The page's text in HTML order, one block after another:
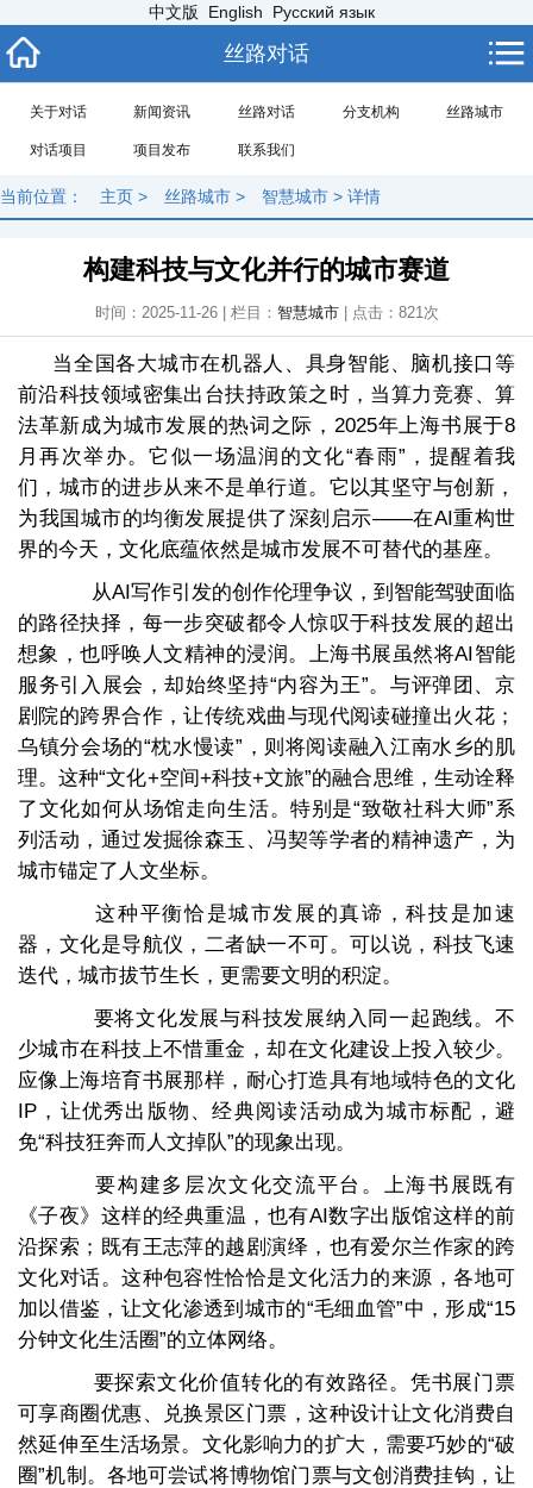
中文版 English Русский язык
丝路对话
关于对话 新闻资讯 丝路对话 分支机构 丝路城市
对话项目 项目发布 联系我们
当前位置： 主页 > 丝路城市 > 智慧城市 > 详情
构建科技与文化并行的城市赛道
时间：2025-11-26 | 栏目： 智慧城市| 点击： 821次
当全国各大城市在机器人、具身智能、脑机接口等
前沿科技领域密集出台扶持政策之时，当算力竞赛、算
法革新成为城市发展的热词之际，2025年上海书展于8
月再次举办。它似一场温润的文化“春雨”，提醒着我
们，城市的进步从来不是单行道。它以其坚守与创新，
为我国城市的均衡发展提供了深刻启示——在AI重构世
界的今天，文化底蕴依然是城市发展不可替代的基座。
从AI写作引发的创作伦理争议，到智能驾驶面临
的路径抉择，每一步突破都令人惊叹于科技发展的超出
想象，也呼唤人文精神的浸润。上海书展虽然将AI智能
服务引入展会，却始终坚持“内容为王”。与评弹团、京
剧院的跨界合作，让传统戏曲与现代阅读碰撞出火花；
乌镇分会场的“枕水慢读”，则将阅读融入江南水乡的肌
理。这种“文化+空间+科技+文旅”的融合思维，生动诠释
了文化如何从场馆走向生活。特别是“致敬社科大师”系
列活动，通过发掘徐森玉、冯契等学者的精神遗产，为
城市锚定了人文坐标。
这种平衡恰是城市发展的真谛，科技是加速
器，文化是导航仪，二者缺一不可。可以说，科技飞速
迭代，城市拔节生长，更需要文明的积淀。
要将文化发展与科技发展纳入同一起跑线。不
少城市在科技上不惜重金，却在文化建设上投入较少。
应像上海培育书展那样，耐心打造具有地域特色的文化
IP，让优秀出版物、经典阅读活动成为城市标配，避
免“科技狂奔而人文掉队”的现象出现。
要构建多层次文化交流平台。上海书展既有
《子夜》这样的经典重温，也有AI数字出版馆这样的前
沿探索；既有王志萍的越剧演绎，也有爱尔兰作家的跨
文化对话。这种包容性恰恰是文化活力的来源，各地可
加以借鉴，让文化渗透到城市的“毛细血管”中，形成“15
分钟文化生活圈”的立体网络。
要探索文化价值转化的有效路径。凭书展门票
可享商圈优惠、兑换景区门票，这种设计让文化消费自
然延伸至生活场景。文化影响力的扩大，需要巧妙的“破
圈”机制。各地可尝试将博物馆门票与文创消费挂钩，让